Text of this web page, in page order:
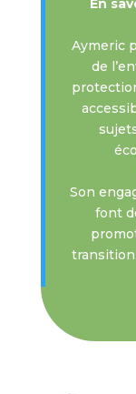
En
Aymeric
de
Son
font